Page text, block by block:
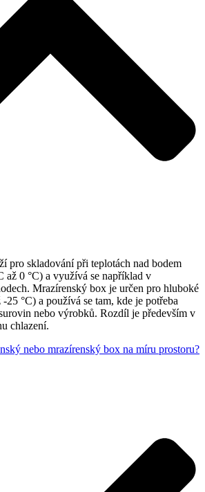
pro skladování při teplotách nad bodem
až 0 °C) a využívá se například v
Mrazírenský box je určen pro hluboké
25 °C) a používá se tam, kde je potřeba
nebo výrobků. Rozdíl je především v
chlazení.
nebo mrazírenský box na míru prostoru?